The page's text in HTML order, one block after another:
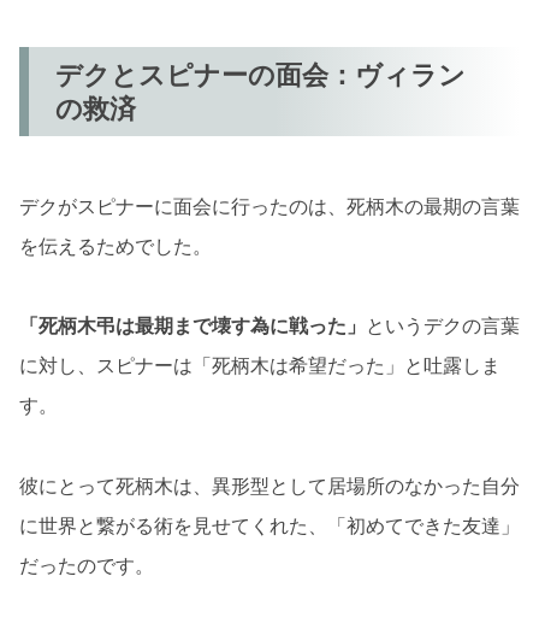
デクとスピナーの面会：ヴィラン
の救済
デクがスピナーに面会に行ったのは、死柄木の最期の言葉
を伝えるためでした。
「死柄木弔は最期まで壊す為に戦った」 というデクの言葉
に対し、スピナーは「死柄木は希望だった」と吐露しま
す。
彼にとって死柄木は、異形型として居場所のなかった自分
に世界と繋がる術を見せてくれた、「初めてできた友達」
だったのです。